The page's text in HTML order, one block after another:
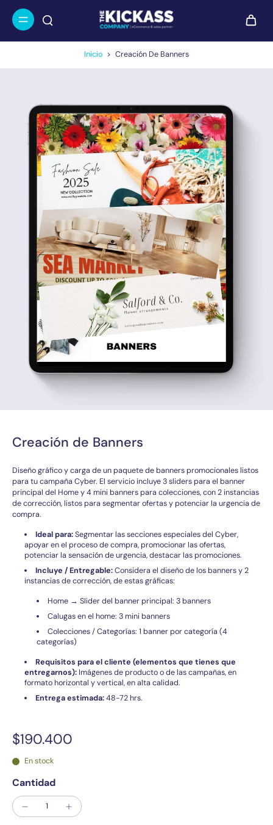
Inicio > Creación De Banners
Creación de Banners
Diseño gráfico y carga de un paquete de banners promocionales listos
para tu campaña Cyber. El servicio incluye 3 sliders para el banner
principal del Home y 4 mini banners para colecciones, con 2 instancias
de corrección, listos para segmentar ofertas y potenciar la urgencia de
compra.
Ideal para:Segmentar las secciones especiales del Cyber,
apoyar en el proceso de compra, promocionar las ofertas,
potenciar la sensación de urgencia, destacar las promociones.
Incluye / Entregable:Considera el diseño de los banners y 2
instancias de corrección, de estas gráficas:
Home → Slider del banner principal: 3 banners
Calugas en el home: 3 mini banners
Colecciones / Categorías: 1 banner por categoría (4
categorías)
Requisitos para el cliente (elementos que tienes que
entregarnos): Imágenes de producto o de las campañas, en
formato horizontal y vertical, en alta calidad.
Entrega estimada:48-72 hrs.
$190.400
En stock
Cantidad